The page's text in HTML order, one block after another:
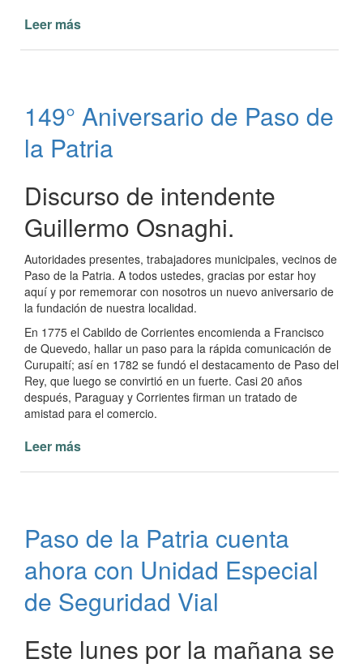
Leer más
de
la
Patria
Aires
149° Aniversario de Paso de
la Patria
Discurso de intendente
Guillermo Osnaghi.
Autoridades presentes, trabajadores municipales, vecinos de
Paso de la Patria. A todos ustedes, gracias por estar hoy
aquí y por rememorar con nosotros un nuevo aniversario de
la fundación de nuestra localidad.
En 1775 el Cabildo de Corrientes encomienda a Francisco
de Quevedo, hallar un paso para la rápida comunicación de
Curupaití; así en 1782 se fundó el destacamento de Paso del
Rey, que luego se convirtió en un fuerte. Casi 20 años
después, Paraguay y Corrientes firman un tratado de
amistad para el comercio.
Leer más
de
la
Patria
Paso de la Patria cuenta
ahora con Unidad Especial
de Seguridad Vial
Este lunes por la mañana se